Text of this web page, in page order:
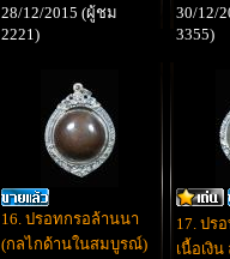
28/12/2015 (ผู้ชม
2221)
30/12/
3355)
16. ปรอทกรอล้านนา
(กลไกด้านในสมบูรณ์)
17. ปร
เนื้อเงิ